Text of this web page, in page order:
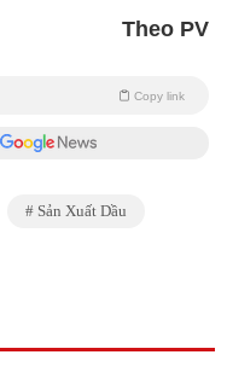
Theo PV
Copy link
Sản Xuất Dầu